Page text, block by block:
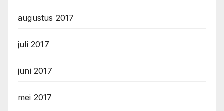
augustus 2017
juli 2017
juni 2017
mei 2017